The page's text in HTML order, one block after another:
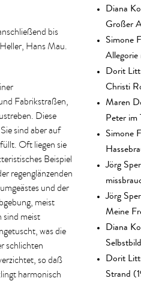
Diana
Großer
Simone
Dorit
Christi
Maren
Peter im
Simone
Jörg
Jörg
Meine
Diana
Dorit
Strand
bis
Hans Mau.
Fabrikstraßen,
Diese
sind aber auf
Oft liegen sie
Beispiel
regenglänzenden
und der
meist
sind meist
was die
schlichten
so daß
harmonisch